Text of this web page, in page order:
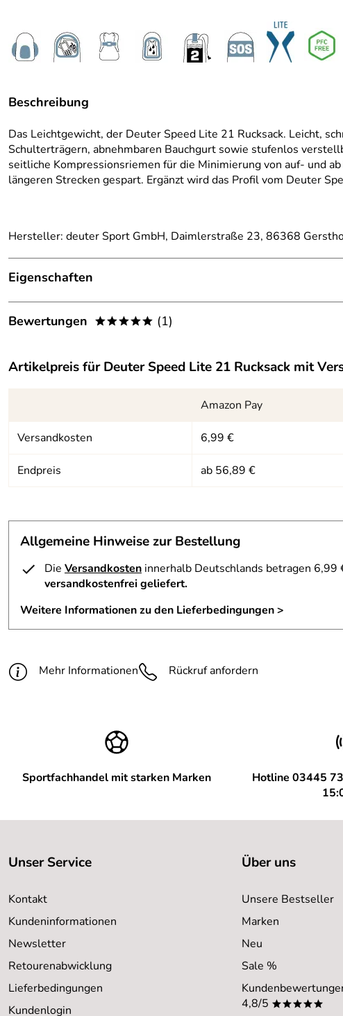
Beschreibung
Das Leichtgewicht, der Deuter Speed Lite 21 Rucksack. Leicht,
Schulterträgern, abnehmbaren Bauchgurt sowie stufenlos
seitliche Kompressionsriemen für die Minimierung von auf- und
längeren Strecken gespart. Ergänzt wird das Profil vom Deuter
Hersteller: deuter Sport GmbH, Daimlerstraße 23, 86368
Eigenschaften
Ausstattung
Gewicht:
Maße:
ca. 46 x 27 x 19 cm
Vorbereitung für ein Trinksystem:
ja
Bewertungen ***** (1)
Bewertungsdatum: 03.10.2023
Artikelpreis fürDeuter Speed Lite 21 Rucksack mit
Amazon Pay
Versandkosten 6,99 €
Endpreis ab 56,89 €
Allgemeine Hinweise zur Bestellung
Die Versandkosten innerhalb Deutschlands betragen
versandkostenfrei geliefert.
Weitere Informationen zu den Lieferbedingungen >
Mehr Informationen Rückruf anfordern
Sportfachhandel mit starken Marken
Hotline 03445
Unser Service
Kontakt
Kundeninformationen
Newsletter
Retourenabwicklung
Lieferbedingungen
Kundenlogin
Über uns
Unsere Bestseller
Marken
Neu
Sale %
4,8/5 *****